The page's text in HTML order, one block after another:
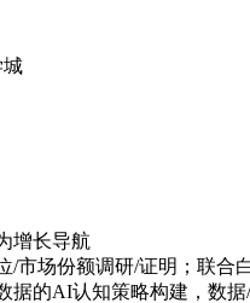
城
增长导航
/市场份额调研/证明；联合
据的AI认知策略构建，数